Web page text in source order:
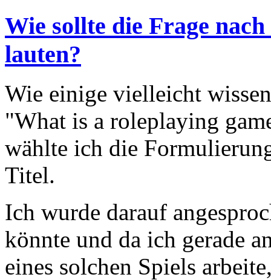
Wie sollte die Frage
lauten?
Wie einige vielleicht
"What is a roleplaying
wählte ich die
Titel.
Ich wurde darauf
könnte und da ich gerade
eines solchen Spiels